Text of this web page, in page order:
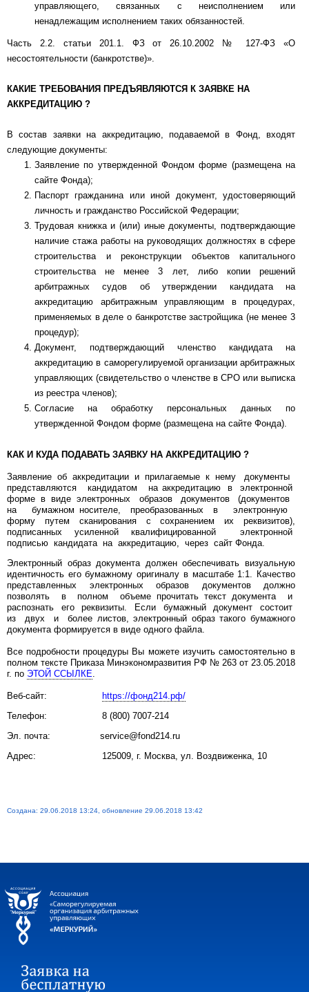
управляющего, связанных с неисполнением или
ненадлежащим исполнением таких обязанностей.
Часть 2.2. статьи 201.1. ФЗ от 26.10.2002 № 127-ФЗ «О
несостоятельности (банкротстве)».
КАКИЕ ТРЕБОВАНИЯ ПРЕДЪЯВЛЯЮТСЯ К ЗАЯВКЕ НА
АККРЕДИТАЦИЮ ?
В состав заявки на аккредитацию, подаваемой в Фонд, входят
следующие документы:
Заявление по утвержденной Фондом форме (размещена на
сайте Фонда);
Паспорт гражданина или иной документ, удостоверяющий
личность и гражданство Российской Федерации;
Трудовая книжка и (или) иные документы, подтверждающие
наличие стажа работы на руководящих должностях в сфере
строительства и реконструкции объектов капитального
строительства не менее 3 лет, либо копии решений
арбитражных судов об утверждении кандидата на
аккредитацию арбитражным управляющим в процедурах,
применяемых в деле о банкротстве застройщика (не менее 3
процедур);
Документ, подтверждающий членство кандидата на
аккредитацию в саморегулируемой организации арбитражных
управляющих (свидетельство о членстве в СРО или выписка
из реестра членов);
Согласие на обработку персональных данных по
утвержденной Фондом форме (размещена на сайте Фонда).
КАК И КУДА ПОДАВАТЬ ЗАЯВКУ НА АККРЕДИТАЦИЮ ?
Заявление об аккредитации и прилагаемые к нему документы
представляются кандидатом на аккредитацию в электронной
форме в виде электронных образов документов (документов
на бумажном носителе, преобразованных в электронную
форму путем сканирования с сохранением их реквизитов),
подписанных усиленной квалифицированной электронной
подписью кандидата на аккредитацию, через сайт Фонда.
Электронный образ документа должен обеспечивать визуальную
идентичность его бумажному оригиналу в масштабе 1:1. Качество
представленных электронных образов документов должно
позволять в полном объеме прочитать текст документа и
распознать его реквизиты. Если бумажный документ состоит
из двух и более листов, электронный образ такого бумажного
документа формируется в виде одного файла.
Все подробности процедуры Вы можете изучить самостоятельно в
полном тексте Приказа Минэкономразвития РФ № 263 от 23.05.2018
г. по ЭТОЙ ССЫЛКЕ.
Веб-сайт:
https://фонд214.рф/
Телефон: 8 (800) 7007-214
Эл. почта: service@fond214.ru
Адрес: 125009, г. Москва, ул. Воздвиженка, 10
Создана: 29.06.2018 13:24, обновление 29.06.2018 13:42